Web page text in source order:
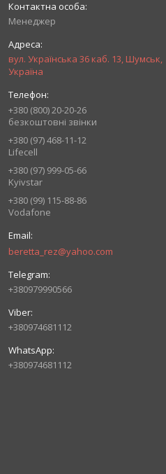
Менеджер
вул. Українська 36 каб. 13, Шумськ,
Україна
+380 (800) 20-20-26
безкоштовні звінки
+380 (97) 468-11-12
Lifecell
+380 (97) 999-05-66
Kyivstar
+380 (99) 115-88-86
Vodafone
beretta_rez@yahoo.com
+380979990566
+380974681112
+380974681112